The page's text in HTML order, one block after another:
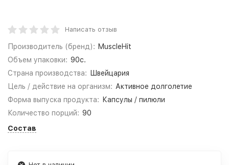
Написать отзыв
Производитель (бренд): MuscleHit
Объем упаковки: 90c.
Страна производства:
Швейцария
Цель / действие на организм: Активное долголетие
Форма выпуска продукта:
Капсулы / пилюли
Количество порций: 90
Состав